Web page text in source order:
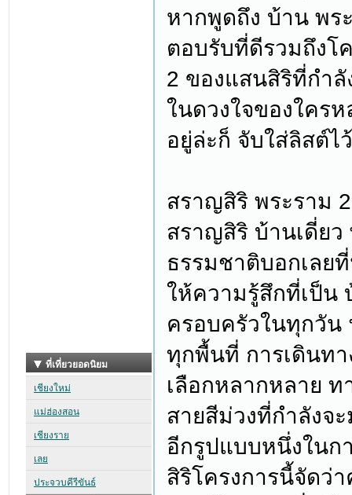
หากพูดถึง บ้าน พร
ตอบรับที่ดีรวมถึงโ
2 ของแสนสิริที่กำ
ในดวงใจของใคร
อยู่ล่ะก็ จับใส่ลิสต์ไ
สราญสิริ พระราม 2
สราญสิริ บ้านเดี่ย
ธรรมชาติบอกเลย
ให้ความรู้สึกที่เป็น
ครอบครัวในทุกวัน
ทุกพื้นที่ การเดินท
เลือกหลากหลาย
สายสีม่วงที่กำลังจ
อีกรูปแบบหนึ่งในก
สิริโครงการนี้จัดว่